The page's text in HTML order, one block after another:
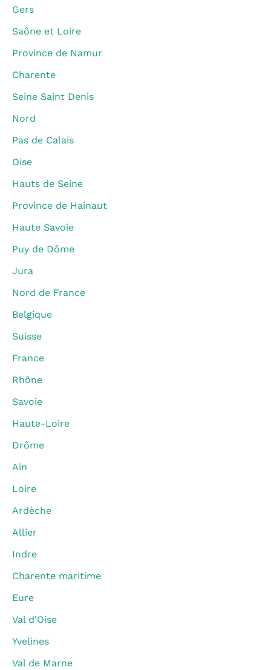
Gers
Saône et Loire
Province de Namur
Charente
Seine Saint Denis
Nord
Pas de Calais
Oise
Hauts de Seine
Province de Hainaut
Haute Savoie
Puy de Dôme
Jura
Nord de France
Belgique
Suisse
France
Rhône
Savoie
Haute-Loire
Drôme
Ain
Loire
Ardèche
Allier
Indre
Charente maritime
Eure
Val d'Oise
Yvelines
Val de Marne